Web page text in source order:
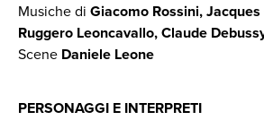
Musiche di Giacomo Rossini,
Ruggero Leoncavallo, Claude
Scene Daniele Leone
PERSONAGGI E INTERPRETI